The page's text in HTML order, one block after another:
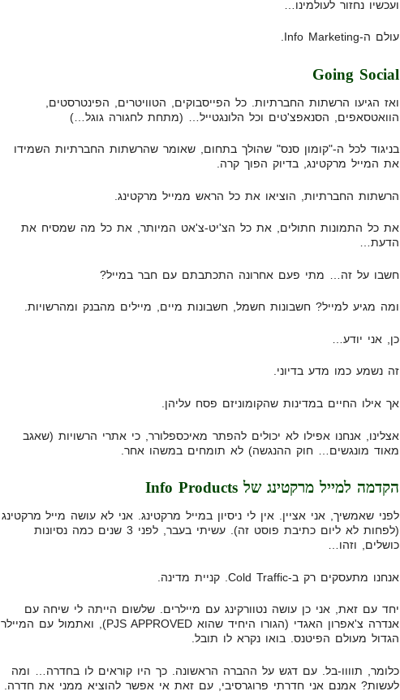
ועכשיו נחזור לעולמינו…
עולם ה-Info Marketing.
Going Social
ואז הגיעו הרשתות החברתיות. כל הפייסבוקים, הטוויטרים, הפינטרסטים,
הוואטסאפים, הסנאפצ'טים וכל הלונגטייל… (מתחת לחגורה גוגל…)
בניגוד לכל ה-"קומון סנס" שהולך בתחום, שאומר שהרשתות החברתיות השמידו
את המייל מרקטינג, בדיוק הפוך קרה.
הרשתות החברתיות, הוציאו את כל הראש ממייל מרקטינג.
את כל התמונות חתולים, את כל הצ'יט-צ'אט המיותר, את כל מה שמסיח את
הדעת…
חשבו על זה… מתי פעם אחרונה התכתבתם עם חבר במייל?
ומה מגיע למייל? חשבונות חשמל, חשבונות מיים, מיילים מהבנק ומהרשויות.
כן, אני יודע…
זה נשמע כמו מדע בדיוני.
אך אילו החיים במדינות שהקומוניזם פסח עליהן.
אצלינו, אנחנו אפילו לא יכולים להפתר מאיכספלורר, כי אתרי הרשויות (שאגב
מאוד מונגשים… חוק ההנגשה) לא תומחים במשהו אחר.
הקדמה למייל מרקטינג של Info Products
לפני שאמשיך, אני אציין. אין לי ניסיון במייל מרקטינג. אני לא עושה מייל מרקטינג
(לפחות לא ליום כתיבת פוסט זה). עשיתי בעבר, לפני 3 שנים כמה נסיונות
כושלים, וזהו…
אנחנו מתעסקים רק ב-Cold Traffic. קניית מדינה.
יחד עם זאת, אני כן עושה נטוורקינג עם מיילרים. שלשום הייתה לי שיחה עם
אנדרה צ'אפרון האגדי (הגורו היחיד שהוא PJS APPROVED), ואתמול עם המיילר
הגדול מעולם הפיטנס. בואו נקרא לו תובל.
כלומר, תוווו-בל. עם דגש על ההברה הראשונה. כך היו קוראים לו בחדרה… ומה
לעשות? אמנם אני חדרתי פרוגרסיבי, עם זאת אי אפשר להוציא ממני את חדרה.